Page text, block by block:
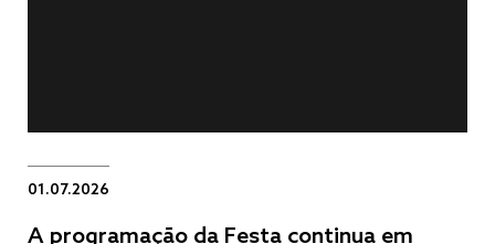
01.07.2026
A programação da Festa continua em